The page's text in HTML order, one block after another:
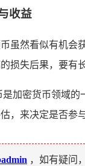
收益
虽然看似有机会
损失后果，要有
是加密货币领域
，来决定是否参
，如有疑问